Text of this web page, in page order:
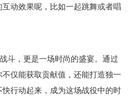
动效果呢，比如一起跳舞或者唱
斗，更是一场时尚的盛宴。通过
仅能获取贡献值，还能打造独一
行动起来，成为这场战役中的时